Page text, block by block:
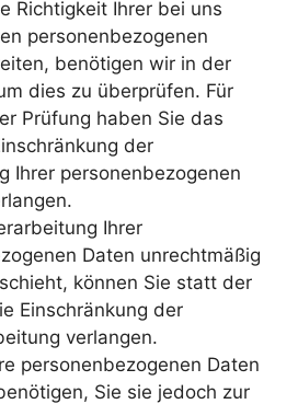
Richtigkeit Ihrer bei uns
personenbezogenen
benötigen wir in der
dies zu überprüfen. Für
Prüfung haben Sie das
der
Ihrer personenbezogenen
Ihrer
Daten unrechtmäßig
können Sie statt der
Einschränkung der
verlangen.
personenbezogenen Daten
Sie sie jedoch zur